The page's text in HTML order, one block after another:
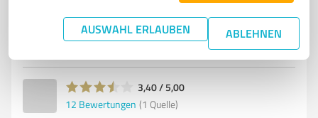
AUSWAHL ERLAUBEN ABLEHNEN
Am Plan 2, 07407 Rudolstadt
Tel. 03672 43540
info@ks-gruppe.de
3,40 / 5,00
12 Bewertungen (1 Quelle)